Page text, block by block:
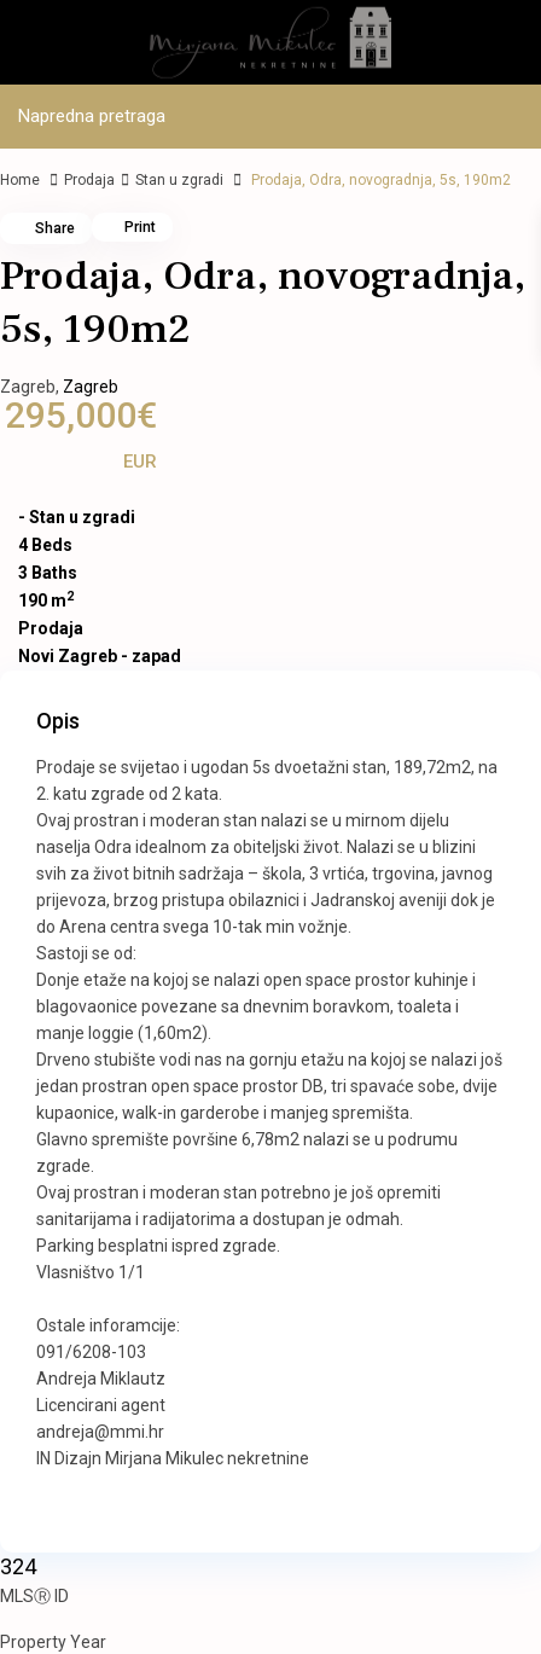
Napredna pretraga
Home Prodaja Stan u zgradi Prodaja, Odra, novogradnja, 5s, 190m2
Share Print
Prodaja, Odra, novogradnja,
5s, 190m2
Zagreb, Zagreb
295,000€
EUR
- Stan u zgradi
4 Beds
3 Baths
190 m2
Prodaja
Novi Zagreb - zapad
Opis
Prodaje se svijetao i ugodan 5s dvoetažni stan, 189,72m2, na
2. katu zgrade od 2 kata.
Ovaj prostran i moderan stan nalazi se u mirnom dijelu
naselja Odra idealnom za obiteljski život. Nalazi se u blizini
svih za život bitnih sadržaja – škola, 3 vrtića, trgovina, javnog
prijevoza, brzog pristupa obilaznici i Jadranskoj aveniji dok je
do Arena centra svega 10-tak min vožnje.
Sastoji se od:
Donje etaže na kojoj se nalazi open space prostor kuhinje i
blagovaonice povezane sa dnevnim boravkom, toaleta i
manje loggie (1,60m2).
Drveno stubište vodi nas na gornju etažu na kojoj se nalazi još
jedan prostran open space prostor DB, tri spavaće sobe, dvije
kupaonice, walk-in garderobe i manjeg spremišta.
Glavno spremište površine 6,78m2 nalazi se u podrumu
zgrade.
Ovaj prostran i moderan stan potrebno je još opremiti
sanitarijama i radijatorima a dostupan je odmah.
Parking besplatni ispred zgrade.
Vlasništvo 1/1
Ostale inforamcije:
091/6208-103
Andreja Miklautz
Licencirani agent
andreja@mmi.hr
IN Dizajn Mirjana Mikulec nekretnine
324
MLSⓇ ID
Property Year